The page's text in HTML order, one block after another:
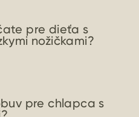
pre dieťa s
nožičkami?
pre chlapca s